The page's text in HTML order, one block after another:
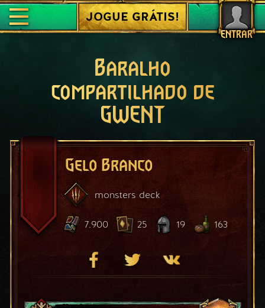
ENTRAR
JOGUE GRÁTIS!
Baralho
compartilhado de
GWENT
Gelo Branco
monsters deck
7.900 25 19 163